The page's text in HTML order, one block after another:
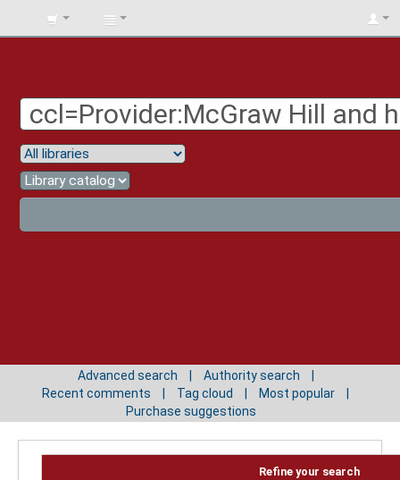
BIBLIOTECA
Advanced search
Authority search
Recent comments
Tag cloud
Most popular
Purchase suggestions
Refine your search